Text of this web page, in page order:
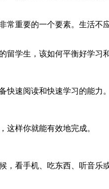
重要的一个要素。生活
留学生，该如何平衡好学习
快速阅读和快速学习的能力。
样你就能有效地完成。
看手机、吃东西、听音乐